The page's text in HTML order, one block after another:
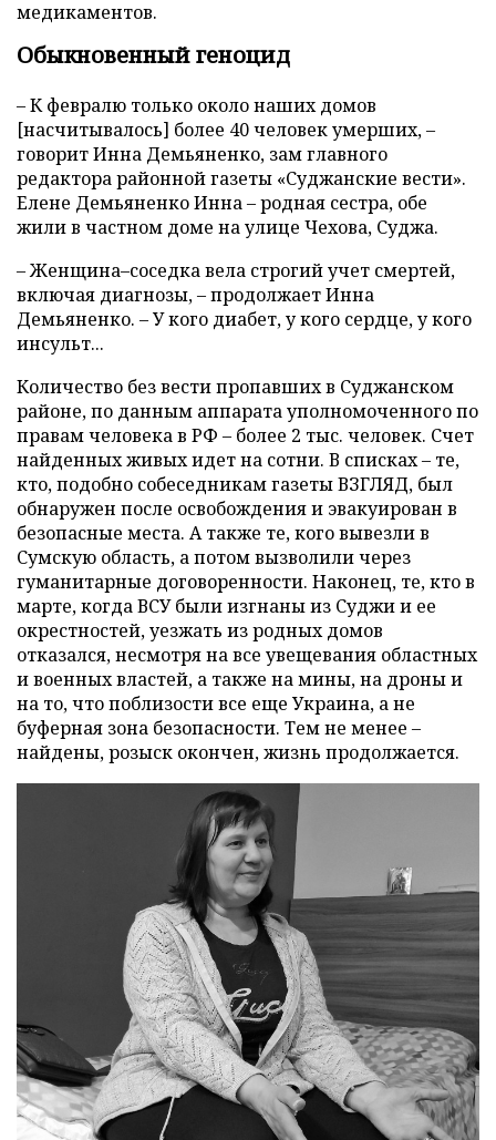
медикаментов.
Обыкновенный геноцид
– К февралю только около наших домов
[насчитывалось] более 40 человек умерших, –
говорит Инна Демьяненко, зам главного
редактора районной газеты «Суджанские вести».
Елене Демьяненко Инна – родная сестра, обе
жили в частном доме на улице Чехова, Суджа.
– Женщина–соседка вела строгий учет смертей,
включая диагнозы, – продолжает Инна
Демьяненко. – У кого диабет, у кого сердце, у кого
инсульт...
Количество без вести пропавших в Суджанском
районе, по данным аппарата уполномоченного по
правам человека в РФ – более 2 тыс. человек. Счет
найденных живых идет на сотни. В списках – те,
кто, подобно собеседникам газеты ВЗГЛЯД, был
обнаружен после освобождения и эвакуирован в
безопасные места. А также те, кого вывезли в
Сумскую область, а потом вызволили через
гуманитарные договоренности. Наконец, те, кто в
марте, когда ВСУ были изгнаны из Суджи и ее
окрестностей, уезжать из родных домов
отказался, несмотря на все увещевания областных
и военных властей, а также на мины, на дроны и
на то, что поблизости все еще Украина, а не
буферная зона безопасности. Тем не менее –
найдены, розыск окончен, жизнь продолжается.